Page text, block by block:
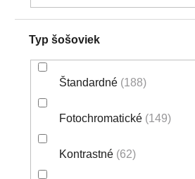
Typ šošoviek
Štandardné 188
Fotochromatické 149
Kontrastné 62